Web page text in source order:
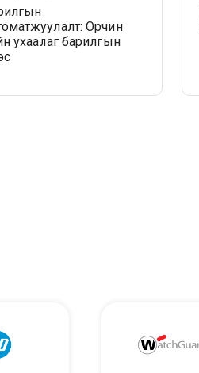
Орчин
ухаалаг барилгын